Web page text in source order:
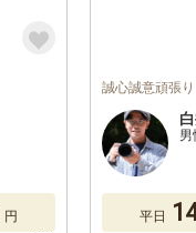
円
誠心誠意頑張
男
平日